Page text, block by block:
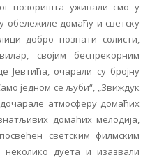
позоришта уживали смо у
обележиле домаћу и светску
добро познати солисти,
својим беспрекорним
Јевтића, очарали су бројну
једном се љуби“, „Звиждук
атмосферу домаћих
домаћих мелодија,
светским филмским
дуета и изазвали